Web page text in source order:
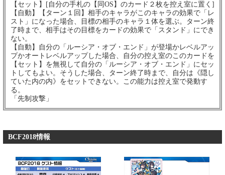
【セット】[自分の手札の【同OS】のカード２枚を控え室に置く]
【自動】【ターン１回】相手のキャラがこのキャラの効果で「レ
スト」になった場合、目標の相手のキャラ１体を選ぶ。ターン終
了時まで、相手はその目標をカードの効果で「スタンド」にでき
ない。
【自動】自分の「ルーシア・オブ・エンド」が登場かレベルアッ
プかオートレベルアップした場合、自分の控え室のこのカードを
【セット】を無視して自分の「ルーシア・オブ・エンド」にセッ
トしてもよい。そうした場合、ターン終了時まで、自分は《隠し
ていた内の内》をセットできない。この能力は控え室で発動す
る。
「先制攻撃」
BCF2018情報